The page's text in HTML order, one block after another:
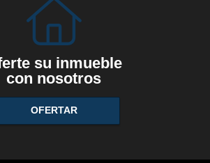
su inmueble
con nosotros
OFERTAR